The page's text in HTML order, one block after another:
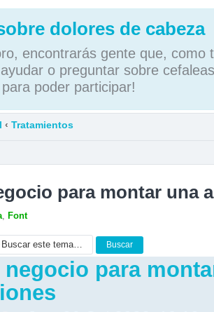
dolores de cabeza
encontrarás gente que, como
o preguntar sobre
poder participar!
‹ Tratamientos
para montar una
Font
negocio para